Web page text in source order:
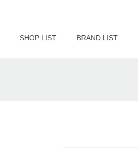
SHOP LIST BRAND LIST